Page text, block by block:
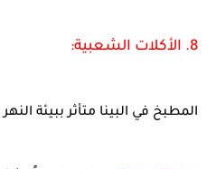
8. الأكلات الشعبية:
المطبخ في البينا متأثر ببيئة النهر